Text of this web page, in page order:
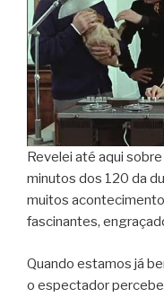
Revelei até aqui
minutos dos 120 da
muitos
fascinantes,
Quando estamos já
o espectador